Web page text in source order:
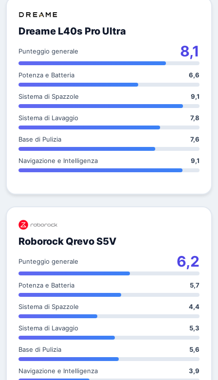
Dreame L40s Pro Ultra
Punteggio generale 8,1
Potenza e Batteria 6,6
Sistema di Spazzole 9,1
Sistema di Lavaggio 7,8
Base di Pulizia 7,6
Navigazione e Intelligenza 9,1
Roborock Qrevo S5V
Punteggio generale 6,2
Potenza e Batteria 5,7
Sistema di Spazzole 4,4
Sistema di Lavaggio 5,3
Base di Pulizia 5,6
Navigazione e Intelligenza 3,9